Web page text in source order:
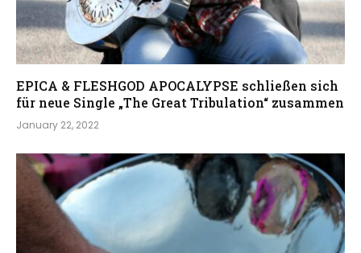
EPICA & FLESHGOD APOCALYPSE schließen sich
für neue Single „The Great Tribulation“ zusammen
January 22, 2022